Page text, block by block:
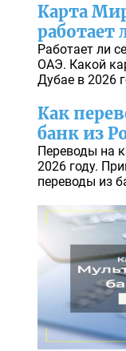
Карта
работает
Работает ли
ОАЭ. Какой
Дубае в 2026
Как
банк из
Переводы на
2026 году.
переводы из